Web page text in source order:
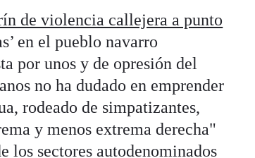
de violencia callejera a punto
en el pueblo navarro
por unos y de opresión del
no ha dudado en emprender
rodeado de simpatizantes,
y menos extrema derecha"
los sectores autodenominados